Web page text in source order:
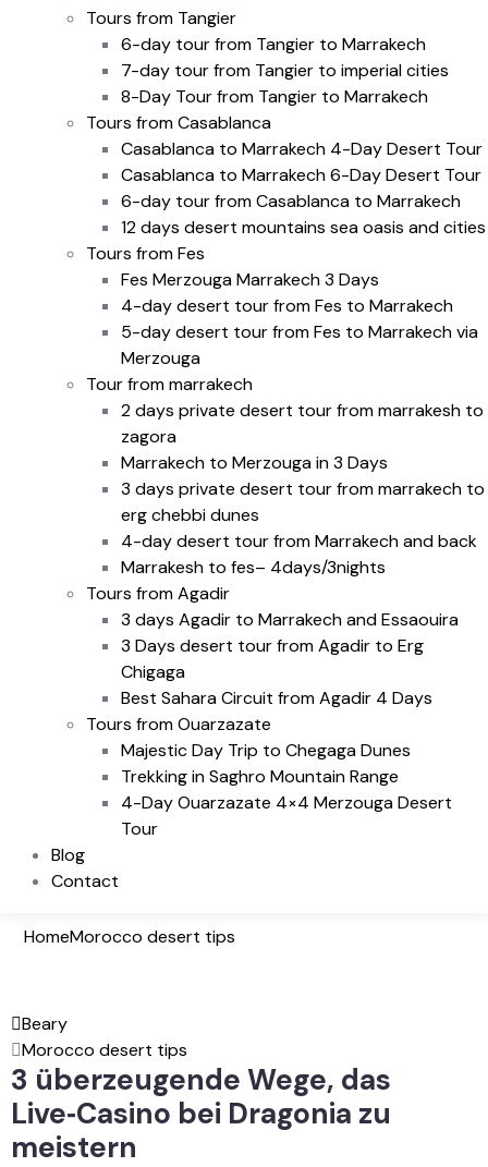
Tours from Tangier
6-day tour from Tangier to Marrakech
7-day tour from Tangier to imperial cities
8-Day Tour from Tangier to Marrakech
Tours from Casablanca
Casablanca to Marrakech 4-Day Desert Tour
Casablanca to Marrakech 6-Day Desert Tour
6-day tour from Casablanca to Marrakech
12 days desert mountains sea oasis and cities
Tours from Fes
Fes Merzouga Marrakech 3 Days
4-day desert tour from Fes to Marrakech
5-day desert tour from Fes to Marrakech via
Merzouga
Tour from marrakech
2 days private desert tour from marrakesh to
zagora
Marrakech to Merzouga in 3 Days
3 days private desert tour from marrakech to
erg chebbi dunes
4-day desert tour from Marrakech and back
Marrakesh to fes– 4days/3nights
Tours from Agadir
3 days Agadir to Marrakech and Essaouira
3 Days desert tour from Agadir to Erg
Chigaga
Best Sahara Circuit from Agadir 4 Days
Tours from Ouarzazate
Majestic Day Trip to Chegaga Dunes
Trekking in Saghro Mountain Range
4-Day Ouarzazate 4×4 Merzouga Desert
Tour
Blog
Contact
HomeMorocco desert tips
Beary
Morocco desert tips
3 überzeugende Wege, das
Live‑Casino bei Dragonia zu
meistern